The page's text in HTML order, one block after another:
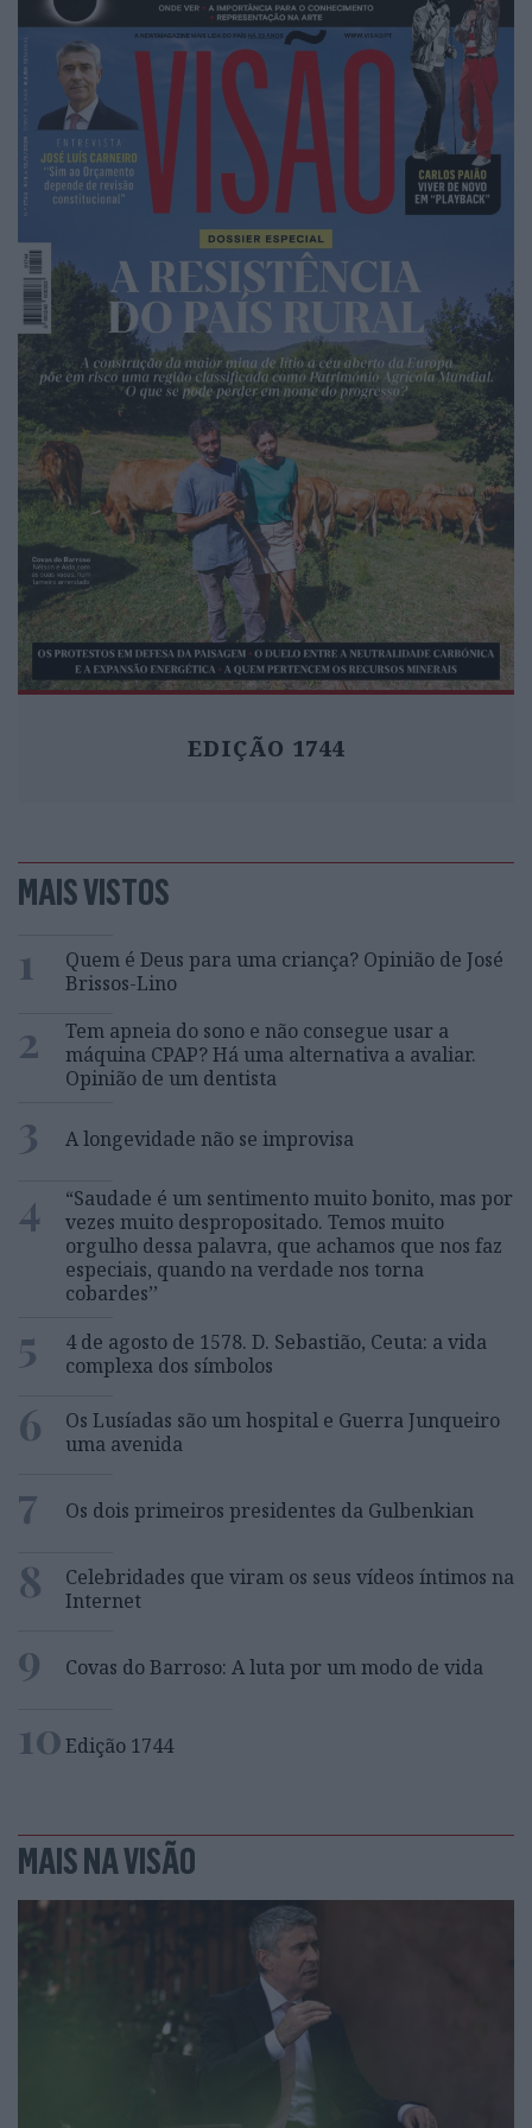
país em duas horas de cinema.
A fronteira, essa mentira magnífica
EDIÇÃO 1744
MAIS VISTOS
1
Quem é Deus para uma criança? Opinião de José
Brissos-Lino
2
Tem apneia do sono e não consegue usar a
máquina CPAP? Há uma alternativa a avaliar.
Opinião de um dentista
3 A longevidade não se improvisa
4
“Saudade é um sentimento muito bonito, mas por
vezes muito despropositado. Temos muito
orgulho dessa palavra, que achamos que nos faz
especiais, quando na verdade nos torna
cobardes’’
5
4 de agosto de 1578. D. Sebastião, Ceuta: a vida
complexa dos símbolos
6
Os Lusíadas são um hospital e Guerra Junqueiro
uma avenida
7 Os dois primeiros presidentes da Gulbenkian
8
Celebridades que viram os seus vídeos íntimos na
Internet
9 Covas do Barroso: A luta por um modo de vida
10Edição 1744
MAIS NA VISÃO